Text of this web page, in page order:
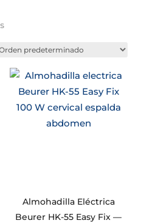
Almohadilla Eléctrica
Beurer HK-55 Easy Fix —